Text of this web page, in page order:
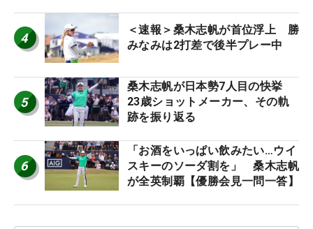
4
＜速報＞桑木志帆が首位浮上 勝
みなみは2打差で後半プレー中
5
桑木志帆が日本勢7人目の快挙
23歳ショットメーカー、その軌
跡を振り返る
6
「お酒をいっぱい飲みたい…ウイ
スキーのソーダ割を」 桑木志帆
が全英制覇【優勝会見一問一答】